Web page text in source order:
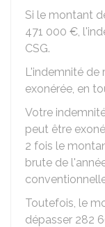
Si le montant
471 000 €,
CSG.
L'indemnité de
exonérée, en
Votre
peut être
2 fois le
brute de
Toutefois, le
dépasser 282